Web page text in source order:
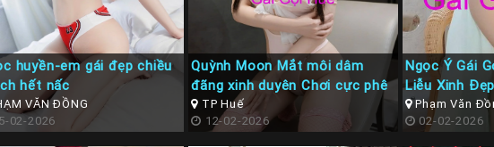
huyền-em gái đẹp chiều
hết nấc
VĂN ĐỒNG
02-2026
Quỳnh Moon Mắt môi dâm
đãng xinh duyên Chơi cực phê
TP Huế
12-02-2026
Ngọc Ý Gái
Liễu Xinh Đẹp
Phạm Văn
Thừa Thiên Huế
02-02-2026